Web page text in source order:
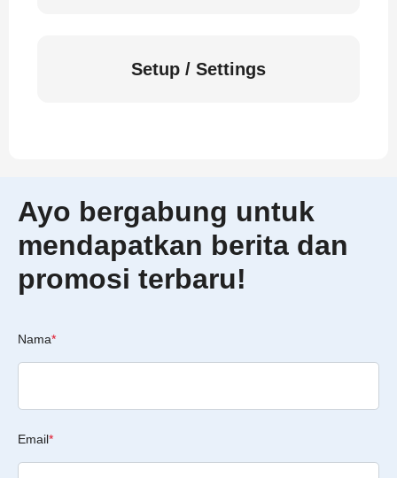
Setup / Settings
Ayo bergabung untuk
mendapatkan berita dan
promosi terbaru!
Nama*
Email*